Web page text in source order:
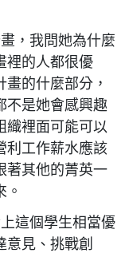
，我問她為什麼
裡的人都很優
的什麼部分，
不是她會感興趣
織裡面可能可以
利工作薪水應該
著其他的菁英一
這個學生相當優
見、挑戰創